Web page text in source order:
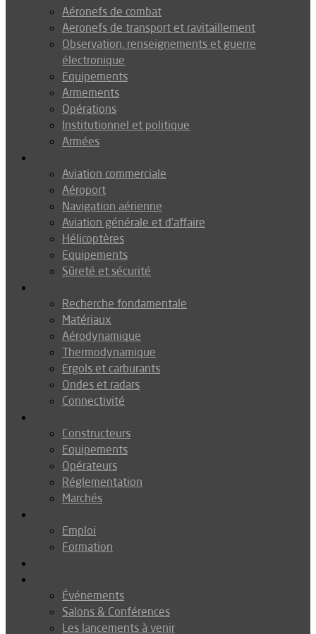
Aéronefs de combat
Aeronefs de transport et ravitaillement
Observation, renseignements et guerre
électronique
Equipements
Armements
Opérations
Institutionnel et politique
Armées
Aviation commerciale
Aéroport
Navigation aérienne
Aviation générale et d’affaire
Hélicoptères
Equipements
Sûreté et sécurité
Recherche fondamentale
Matériaux
Aérodynamique
Thermodynamique
Ergols et carburants
Ondes et radars
Connectivité
Constructeurs
Equipements
Opérateurs
Réglementation
Marchés
Emploi
Formation
Événements
Salons & Conférences
Les lancements à venir